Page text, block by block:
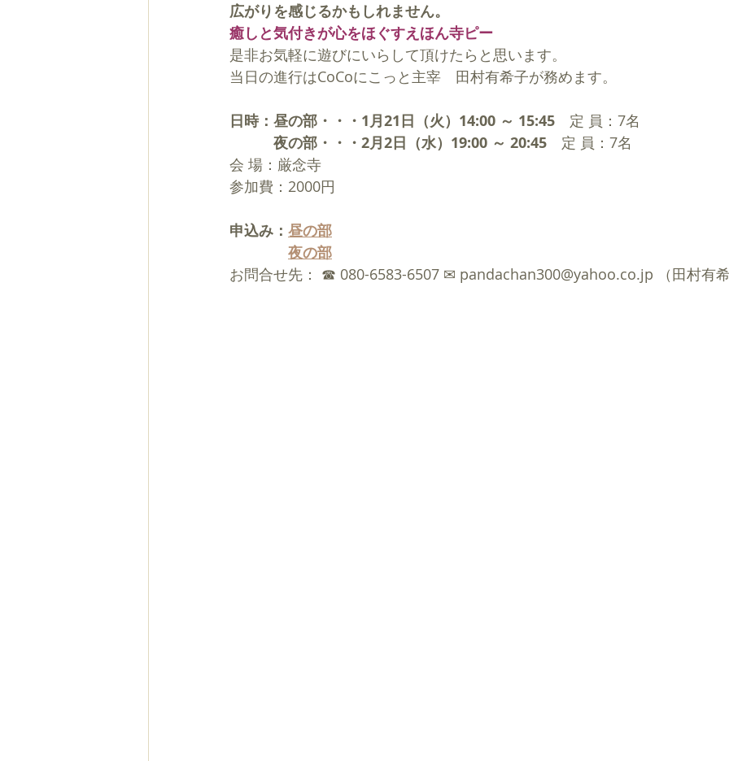
広がりを感じるかもしれません。
癒しと気付きが心をほぐすえほん寺ピー
是非お気軽に遊びにいらして頂けたらと思います。
当日の進行はCoCoにこっと主宰　田村有希子が務めます。
日時：昼の部・・・1月21日（火）14:00 ～ 15:45 定 員：7名
夜の部・・・2月2日（水）19:00 ～ 20:45 定 員：7名
会 場：厳念寺
参加費：2000円
申込み： 昼の部
夜の部
お問合せ先： ☎ 080-6583-6507 ✉ pandachan300@yahoo.co.jp （田村有